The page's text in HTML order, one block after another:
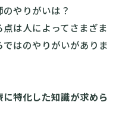
やりがいは？
は人によってさまざま
はのやりがいがありま
に特化した知識が求めら